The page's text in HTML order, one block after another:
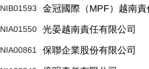
NIB01593 金冠國際（MPF）越南責
NIA01550 光晏越南責任有限公司
NIA00861 保聯企業股份有限公司